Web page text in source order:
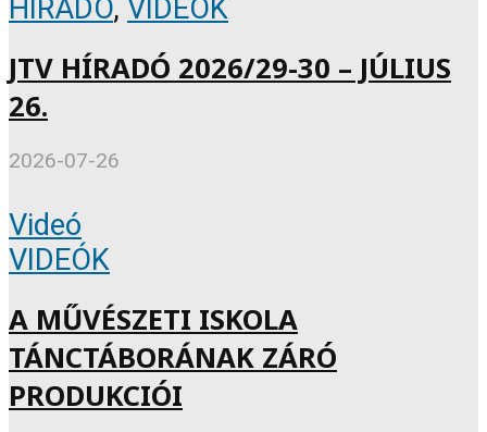
HÍRADÓ, VIDEÓK
JTV HÍRADÓ 2026/29-30 – JÚLIUS
26.
2026-07-26
Videó
VIDEÓK
A MŰVÉSZETI ISKOLA
TÁNCTÁBORÁNAK ZÁRÓ
PRODUKCIÓI